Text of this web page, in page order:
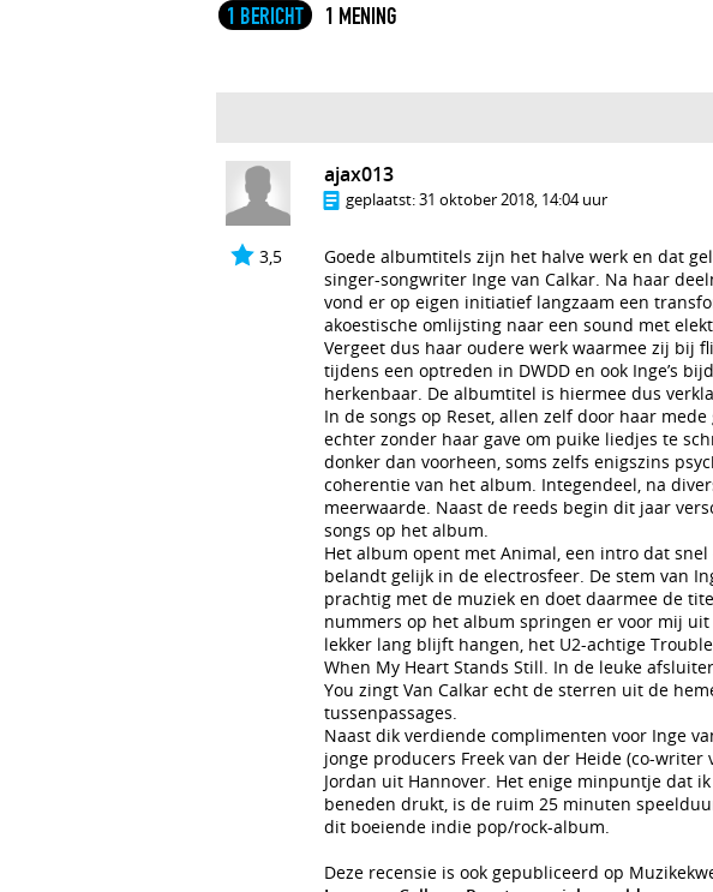
1 BERICHT 1 MENING
3,5
ajax013
geplaatst:31 oktober 2018, 14:04 uur
Goede albumtitels zijn het halve werk en dat
singer-songwriter Inge van Calkar. Na haar
vond er op eigen initiatief langzaam een
akoestische omlijsting naar een sound met
Vergeet dus haar oudere werk waarmee zij bij
tijdens een optreden in DWDD en ook Inge’s
herkenbaar. De albumtitel is hiermee dus
In de songs op Reset, allen zelf door haar
echter zonder haar gave om puike liedjes te
donker dan voorheen, soms zelfs enigszins
coherentie van het album. Integendeel, na
meerwaarde. Naast de reeds begin dit jaar
songs op het album.
Het album opent met Animal, een intro dat
belandt gelijk in de electrosfeer. De stem van
prachtig met de muziek en doet daarmee de
nummers op het album springen er voor mij uit
lekker lang blijft hangen, het U2-achtige
When My Heart Stands Still. In de leuke
You zingt Van Calkar echt de sterren uit de
tussenpassages.
Naast dik verdiende complimenten voor Inge
jonge producers Freek van der Heide (co-
Jordan uit Hannover. Het enige minpuntje dat
beneden drukt, is de ruim 25 minuten
dit boeiende indie pop/rock-album.
Deze recensie is ook gepubliceerd op